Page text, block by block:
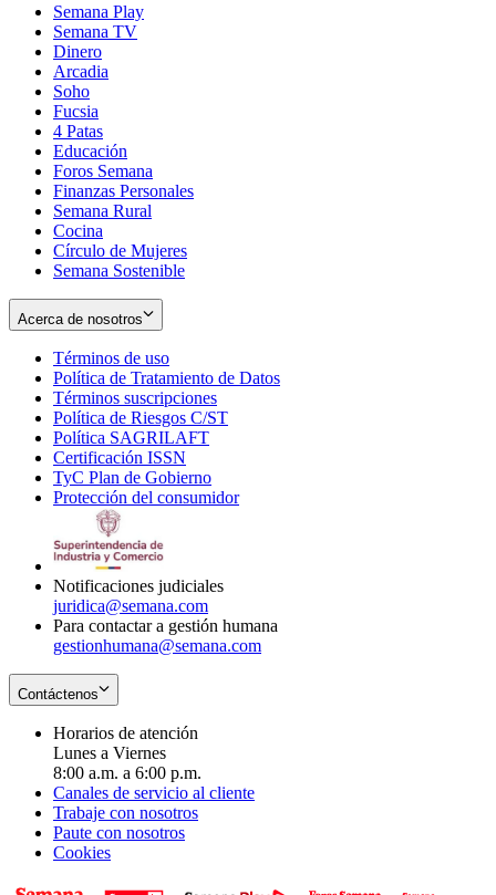
Semana Play
Semana TV
Dinero
Arcadia
Soho
in
new
window
Fucsia
in
new
window
4 Patas
Educación
Foros Semana
Finanzas Personales
Semana Rural
Cocina
Círculo de Mujeres
Semana Sostenible
Acerca de nosotros
Términos de uso
in
new
window
Política de Tratamiento de Datos
Términos suscripciones
in
Política de Riesgos C/ST
Política SAGRILAFT
new
window
Certificación ISSN
in
new
TyC Plan de Gobierno
in
Protección del consumidorOpens
Notificaciones judiciales
juridica@semana.com
Para contactar a gestión humana
gestionhumana@semana.com
Contáctenos
Horarios de atención
Lunes a Viernes
8:00 a.m. a 6:00 p.m.
Canales de servicio al cliente
Trabaje con nosotros
Paute con nosotros
Cookies